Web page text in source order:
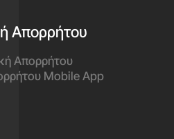
Απορρήτου
Απορρήτου
Mobile App